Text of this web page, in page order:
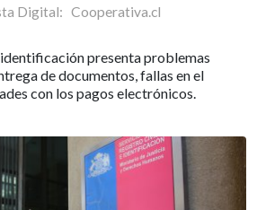
Digital: Cooperativa.cl
presenta problemas
de documentos, fallas en el
con los pagos electrónicos.